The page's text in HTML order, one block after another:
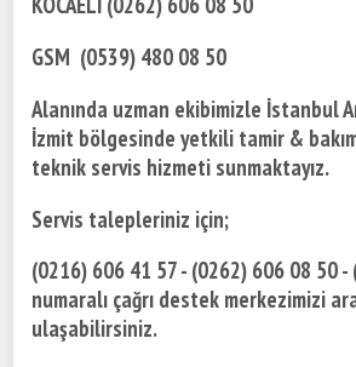
GSM (0539) 480 08 50
Alanında uzman ekibimizle İstanbul
İzmit bölgesinde yetkili tamir &
teknik servis hizmeti sunmaktayız.
Servis talepleriniz için;
(0216) 606 41 57 - (0262) 606 08 50
numaralı çağrı destek merkezimizi
ulaşabilirsiniz.